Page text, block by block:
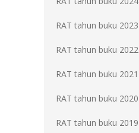
RAT tahun buku 2023
RAT tahun buku 2022
RAT tahun buku 2021
RAT tahun buku 2020
RAT tahun buku 2019